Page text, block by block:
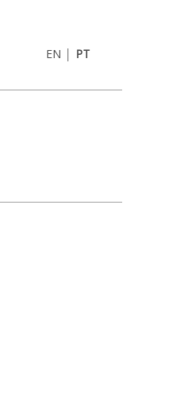
EN | PT